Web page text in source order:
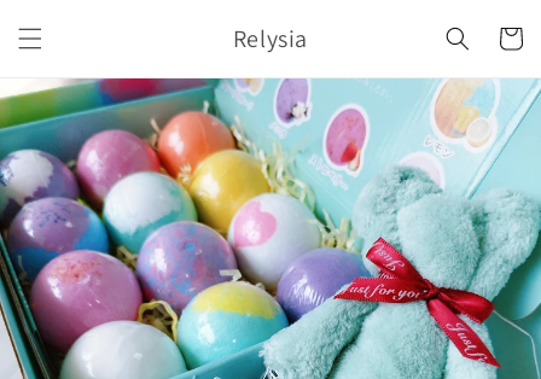
ンツに
進む
Relysia
ー